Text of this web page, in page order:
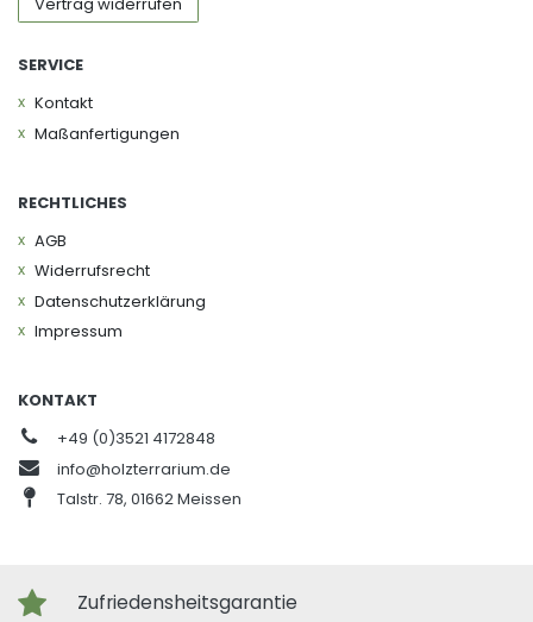
SERVICE
Kontakt
Maßanfertigungen
RECHTLICHES
AGB
Widerrufs­recht
Daten­schutz­erklärung
Impressum
KONTAKT
+49 (0)3521 4172848
info@holzterrarium.de
Talstr. 78, 01662 Meissen
Zufriedensheitsgarantie